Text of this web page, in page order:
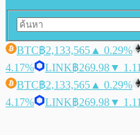
BTC฿2,133,565 ▲ 0.29%
4.17%
LINK฿269.98▼
BTC฿2,133,565 ▲ 0.29%
4.17%
LINK฿269.98▼